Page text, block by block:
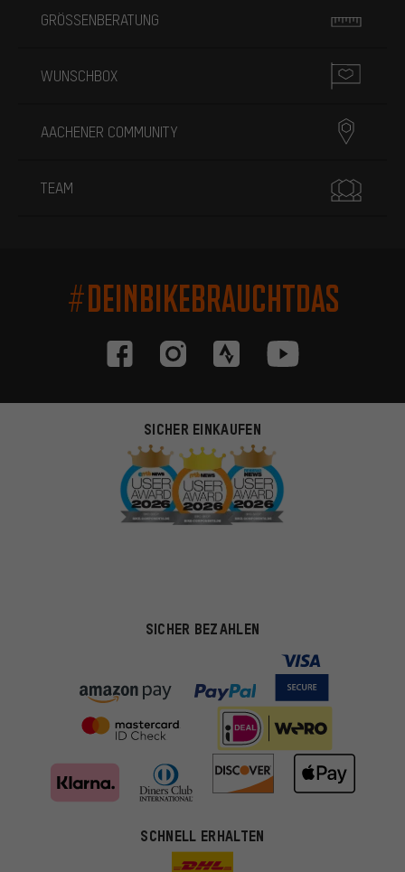
GRÖSSENBERATUNG
WUNSCHBOX
AACHENER COMMUNITY
TEAM
#DEINBIKEBRAUCHTDAS
SICHER EINKAUFEN
SICHER BEZAHLEN
SCHNELL ERHALTEN
Du bekommst, statt zufälliger Werbung, genauer passende
Angebote von uns. Diese Cookies helfen uns, Deine Interessen